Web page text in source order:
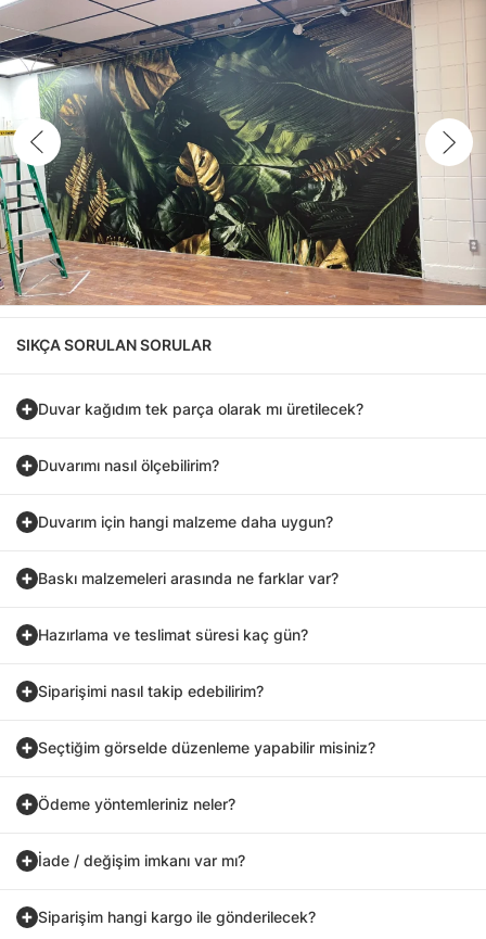
SIKÇA SORULAN SORULAR
Duvar kağıdım tek parça olarak mı üretilecek?
Duvarımı nasıl ölçebilirim?
Duvarım için hangi malzeme daha uygun?
Baskı malzemeleri arasında ne farklar var?
Hazırlama ve teslimat süresi kaç gün?
Siparişimi nasıl takip edebilirim?
Seçtiğim görselde düzenleme yapabilir misiniz?
Ödeme yöntemleriniz neler?
İade / değişim imkanı var mı?
Siparişim hangi kargo ile gönderilecek?